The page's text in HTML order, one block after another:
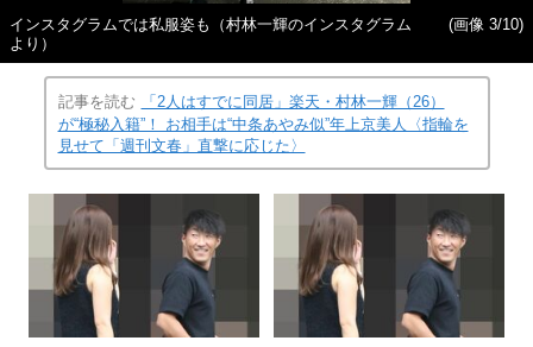
インスタグラムでは私服姿も（村林一輝のインスタグラム
より）
(画像 3/10)
記事を読む
「2人はすでに同居」楽天・村林一輝（26）
が“極秘入籍”！ お相手は“中条あやみ似”年上京美人〈指輪を
見せて「週刊文春」直撃に応じた〉